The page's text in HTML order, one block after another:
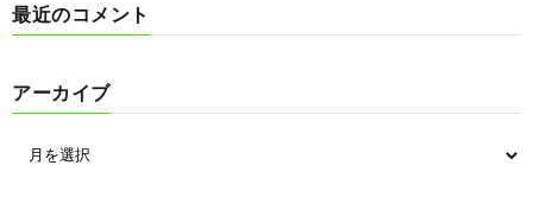
最近のコメント
アーカイブ